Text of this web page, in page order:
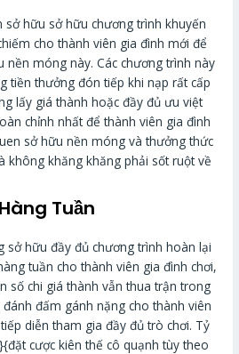
hữu sở hữu chương trình khuyến
cho thành viên gia đình mới để
móng này. Các chương trình này
tiền thưởng đón tiếp khi nạp rất cấp
lấy giá thành hoặc đầy đủ ưu việt
chỉnh nhất để thành viên gia đình
sở hữu nền móng và thưởng thức
không khăng khăng phải sốt ruột về
Tuần
sở hữu đầy đủ chương trình hoàn lại
tuần cho thành viên gia đình chơi,
số chi giá thành vẫn thua trận trong
đấm gánh nặng cho thành viên
diễn tham gia đầy đủ trò chơi. Tỷ
cược kiên thế cô quạnh tùy theo